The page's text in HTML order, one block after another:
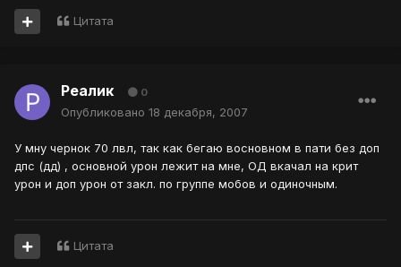
Цитата
Реалик 0
Опубликовано 18 декабря, 2007
У мну чернок 70 лвл, так как бегаю восновном в пати без доп
дпс (дд) , основной урон лежит на мне, ОД вкачал на крит
урон и доп урон от закл. по группе мобов и одиночным.
Цитата